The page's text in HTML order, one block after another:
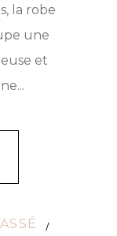
la robe
une
et
/